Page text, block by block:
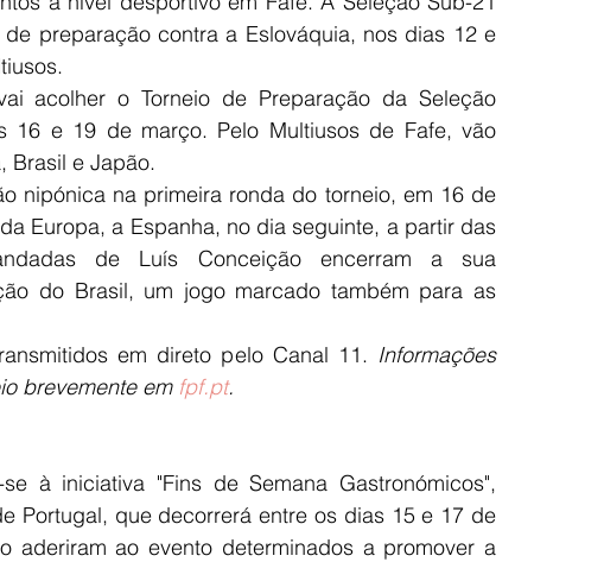
preparação contra a Eslováquia, nos dias 12 e
acolher o Torneio de Preparação da Seleção
16 e 19 de março. Pelo Multiusos de Fafe, vão
Brasil e Japão.
nipónica na primeira ronda do torneio, em 16 de
Europa, a Espanha, no dia seguinte, a partir das
de Luís Conceição encerram a sua
do Brasil, um jogo marcado também para as
em direto pelo Canal 11. Informações
brevemente em fpf.pt.
à iniciativa "Fins de Semana Gastronómicos",
Portugal, que decorrerá entre os dias 15 e 17 de
aderiram ao evento determinados a promover a